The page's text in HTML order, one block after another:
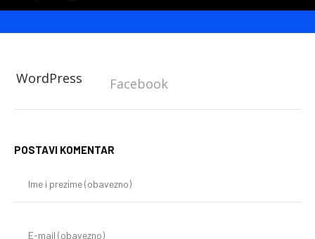
WordPress Facebook
POSTAVI KOMENTAR